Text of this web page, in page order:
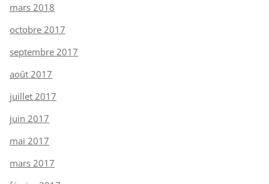
mars 2018
octobre 2017
septembre 2017
août 2017
juillet 2017
juin 2017
mai 2017
mars 2017